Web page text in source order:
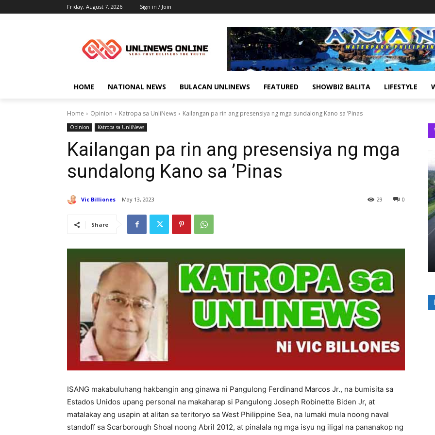
Friday, August 7, 2026 Sign in / Join
HOME NATIONAL NEWS BULACAN UNLINEWS FEATURED SHOWBIZ BALITA LIFESTYLE
Home Opinion Katropa sa UnliNews Kailangan pa rin ang presensiya ng mga sundalong Kano sa ’Pinas
Opinion Katropa sa UnliNews
Kailangan pa rin ang presensiya ng mga
sundalong Kano sa ’Pinas
Vic Billiones May 13, 2023 0
29
Share
ISANG makabuluhang hakbangin ang ginawa ni Pangulong Ferdinand Marcos Jr., na bumisita sa
Estados Unidos upang personal na makaharap si Pangulong Joseph Robinette Biden Jr, at
matalakay ang usapin at alitan sa teritoryo sa West Philippine Sea, na lumaki mula noong naval
standoff sa Scarborough Shoal noong Abril 2012, at pinalala ng mga isyu ng iligal na pananakop ng